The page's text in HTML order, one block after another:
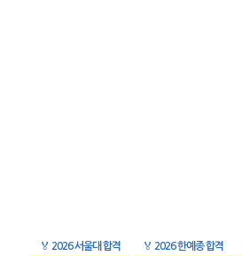
🏅 2026 서울대 합격 🏅 2026 한예종 합격